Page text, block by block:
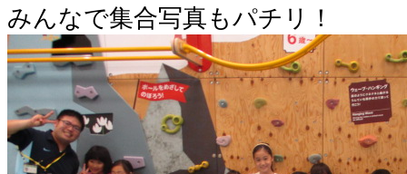
みんなで集合写真もパチリ！